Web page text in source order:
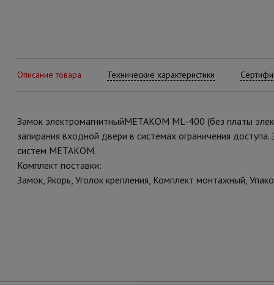
Описание товара Технические характеристики
Замок электромагнитныйМЕТАКОМ ML-400 (без платы
запирания входной двери в системах ограничения
систем МЕТАКОМ.
Комплект поставки:
Замок, Якорь, Уголок крепления, Комплект монтажный,